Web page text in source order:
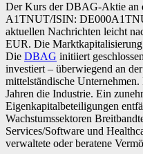
Der Kurs der DBAG-Aktie an
A1TNUT/ISIN:
aktuellen Nachrichten leicht
EUR. Die
Die DBAG initiiert
investiert – überwiegend an
mittelständische
Jahren die Industrie. Ein
Eigenkapitalbeteiligungen
Wachstumssektoren
Services/Software und
verwaltete oder beratene